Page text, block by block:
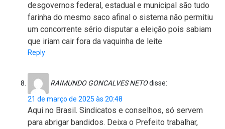
desgovernos federal, estadual e municipal são tudo
farinha do mesmo saco afinal o sistema não permitiu
um concorrente sério disputar a eleição pois sabiam
que iriam cair fora da vaquinha de leite
Reply
RAIMUNDO GONCALVES NETOdisse:
21 de março de 2025 às 20:48
Aqui no Brasil. Sindicatos e conselhos, só servem
para abrigar bandidos. Deixa o Prefeito trabalhar,